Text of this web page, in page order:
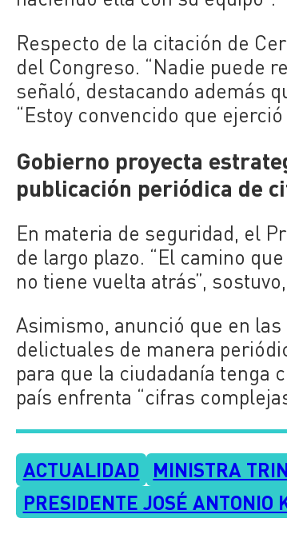
Respecto de la citación de
del Congreso. “Nadie puede
señaló, destacando además
“Estoy convencido que
Gobierno proyecta
publicación periódica de
En materia de seguridad, el
de largo plazo. “El camino
no tiene vuelta atrás”,
Asimismo, anunció que en
delictuales de manera
para que la ciudadanía tenga
país enfrenta “cifras
ACTUALIDAD MINISTRA
PRESIDENTE JOSÉ ANTONIO